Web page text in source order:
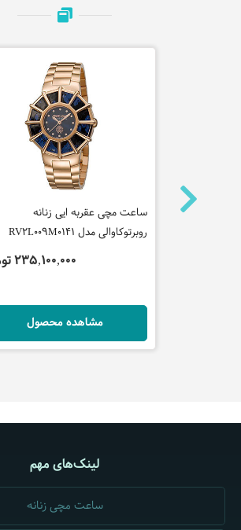
ساعت مچی عقربه ایی زنانه
روبرتوکاوالی مدل RV2L009M0141
235,100,000 تومان
مشاهده محصول
لینک‌های مهم
ساعت مچی زنانه